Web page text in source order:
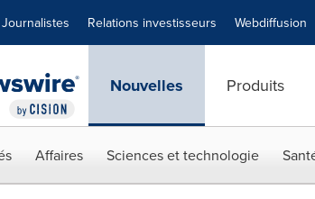
Journalistes Relations investisseurs Webdiffusion
Nouvelles Produits
Affaires Sciences et technologie